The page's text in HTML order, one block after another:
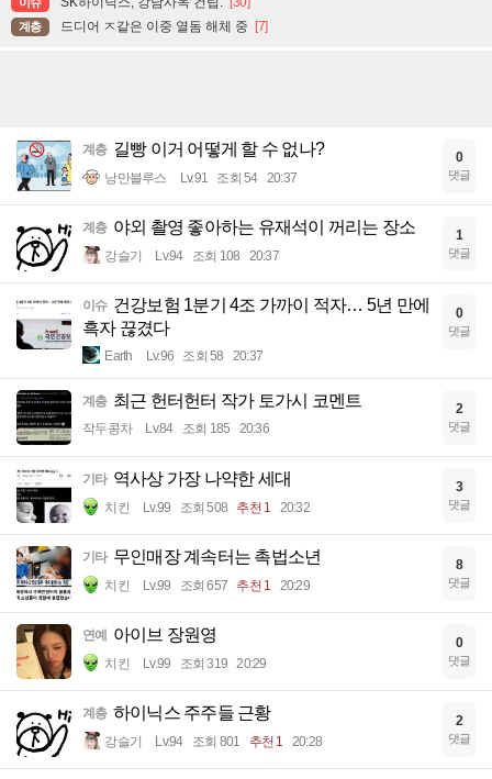
계층 드디어 ㅈ같은 이중 열돔 해체 중 [7]
계층 길빵 이거 어떻게 할 수 없나?
낭만블루스 Lv.91 조회 54 20:37
0
댓글
계층 야외 촬영 좋아하는 유재석이 꺼리는 장소
강슬기 Lv.94 조회 108 20:37
1
댓글
이슈 건강보험 1분기 4조 가까이 적자… 5년 만에
흑자 끊겼다
Earth Lv.96 조회 58 20:37
0
댓글
계층 최근 헌터헌터 작가 토가시 코멘트
작두콩차 Lv.84 조회 185 20:36
2
댓글
기타 역사상 가장 나약한 세대
치킨 Lv.99 조회 508 추천 1 20:32
3
댓글
기타 무인매장 계속터는 촉법소년
치킨 Lv.99 조회 657 추천 1 20:29
8
댓글
연예 아이브 장원영
치킨 Lv.99 조회 319 20:29
0
댓글
계층 하이닉스 주주들 근황
강슬기 Lv.94 조회 801 추천 1 20:28
2
댓글